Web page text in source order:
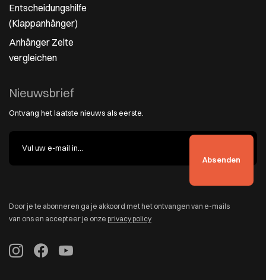
Entscheidungshilfe
(Klappanhänger)
Anhänger Zelte
vergleichen
Nieuwsbrief
Ontvang het laatste nieuws als eerste.
Door je te abonneren ga je akkoord met het ontvangen van e-mails
van ons en accepteer je onze privacy policy